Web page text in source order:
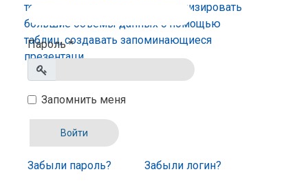
текстовыми документами, анализировать
большие объемы данных с помощью
таблиц, создавать запоминающиеся
презентаци
Пароль*
Показать
Запомнить меня
Войти
Забыли пароль? Забыли логин?